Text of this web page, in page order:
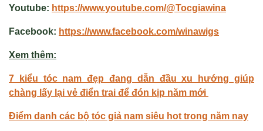
Youtube: https://www.youtube.com/@Tocgiawina
Facebook: https://www.facebook.com/winawigs
Xem thêm:
7 kiểu tóc nam đẹp đang dẫn đầu xu hướng giúp
chàng lấy lại vẻ điển trai để đón kịp năm mới
Điểm danh các bộ tóc giả nam siêu hot trong năm nay